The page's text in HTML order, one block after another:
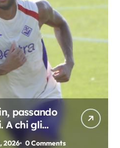
passando
A chi gli
2026 0 Comments